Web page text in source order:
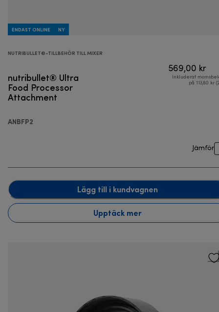
ENDAST ONLINE NY
NUTRIBULLET®-TILLBEHÖR TILL MIXER
nutribullet® Ultra
Food Processor
Attachment
ANBFP2
569,00 kr
Inkluderat
på 113,80 kr
Jämför
Lägg till i kundvagnen
Upptäck mer